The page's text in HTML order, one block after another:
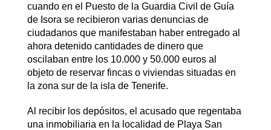
cuando en el Puesto de la Guardia Civil de Guía
de Isora se recibieron varias denuncias de
ciudadanos que manifestaban haber entregado al
ahora detenido cantidades de dinero que
oscilaban entre los 10.000 y 50.000 euros al
objeto de reservar fincas o viviendas situadas en
la zona sur de la isla de Tenerife.
Al recibir los depósitos, el acusado que regentaba
una inmobiliaria en la localidad de Playa San